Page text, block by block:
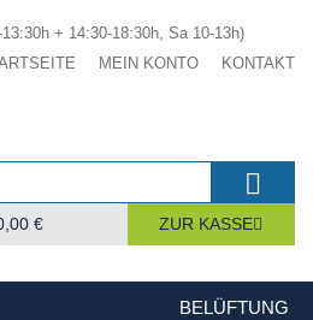
+ 14:30-18:30h, Sa 10-13h)
MEIN KONTO KONTAKT
€ ZUR KASSE
BELÜFTUNG